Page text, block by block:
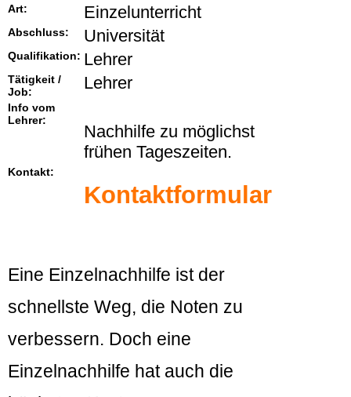
Art: Einzelunterricht
Abschluss: Universität
Qualifikation: Lehrer
Tätigkeit /
Job:
Lehrer
Info vom
Lehrer:
Nachhilfe zu möglichst
frühen Tageszeiten.
Kontakt:
Kontaktformular
Eine Einzelnachhilfe ist der
schnellste Weg, die Noten zu
verbessern. Doch eine
Einzelnachhilfe hat auch die